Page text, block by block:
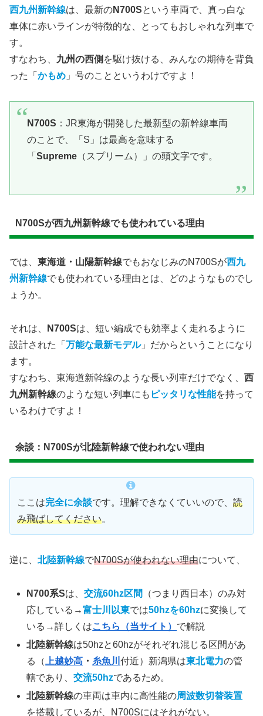
西九州新幹線は、​最新のN700Sという車両で、真っ白な
車体に赤いラインが特徴的な、とってもおしゃれな列車で
す。
すなわち、 九州の西側 を駆け抜ける、みんなの期待を背負
った「 かもめ 」号のことというわけですよ！
​N700S ：JR東海が開発した最新型の新幹線車両
のことで、「S」は最高を意味する
「 Supreme（スプリーム）」の頭文字です。
N700Sが西九州新幹線でも使われている理由
では、 東海道・山陽新幹線でもおなじみのN700Sが西九
州新幹線でも使われている理由とは、どのようなものでし
ょうか。
それは、​ N700Sは、短い編成でも効率よく走れるように
設計された「 万能な最新モデル」だからということになり
ます。
すなわち、東海道新幹線のような長い列車だけでなく、 西
九州新幹線のような短い列車にも ピッタリな性能を持って
いるわけですよ！
余談：N700Sが北陸新幹線で使われない理由
ここは完全に余談です。理解できなくていいので、 読
み飛ばしてください。
逆に、 北陸新幹線でN700Sが使われない理由について、
N700系Sは、交流60hz区間
（つまり西日本）のみ対
応している→富士川以東では50hzを60hzに変換して
いる→詳しくはこちら（当サイト） で解説
北陸新幹線は50hzと60hzがそれぞれ混じる区間があ
る（
上越妙高 ・ 糸魚川付近）新潟県は東北電力の管
轄であり、交流50hzであるため。
北陸新幹線の車両は車内に高性能の周波数切替装置
を搭載しているが、N700Sにはそれがない。